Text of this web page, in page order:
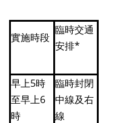
實施時段
臨時交通
安排*
早上5時
至早上6
時
臨時封閉
中線及右
線